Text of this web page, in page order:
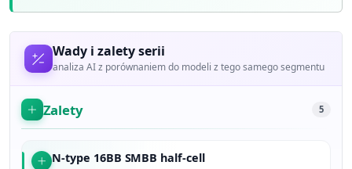
Wady i zalety serii
analiza AI z porównaniem do modeli z tego samego segmentu
Zalety 5
N-type 16BB SMBB half-cell